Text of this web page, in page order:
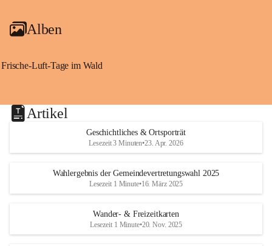
Alben
Frische-Luft-Tage im Wald
Artikel
Geschichtliches & Ortsporträt
Lesezeit 3 Minuten•23. Apr. 2026
Wahlergebnis der Gemeindevertretungswahl 2025
Lesezeit 1 Minute•16. März 2025
Wander- & Freizeitkarten
Lesezeit 1 Minute•20. Nov. 2025